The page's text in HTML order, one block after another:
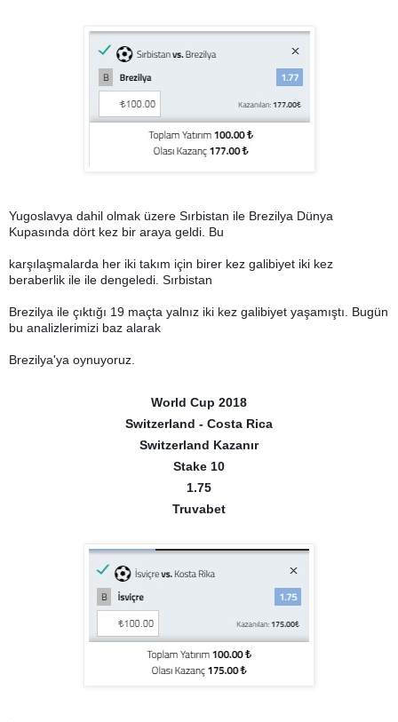
Yugoslavya dahil olmak üzere Sırbistan ile Brezilya Dünya
Kupasında dört kez bir araya geldi. Bu
karşılaşmalarda her iki takım için birer kez galibiyet iki kez
beraberlik ile ile dengeledi. Sırbistan
Brezilya ile çıktığı 19 maçta yalnız iki kez galibiyet yaşamıştı. Bugün
bu analizlerimizi baz alarak
Brezilya'ya oynuyoruz.
World Cup 2018
Switzerland - Costa Rica
Switzerland Kazanır
Stake 10
1.75
Truvabet